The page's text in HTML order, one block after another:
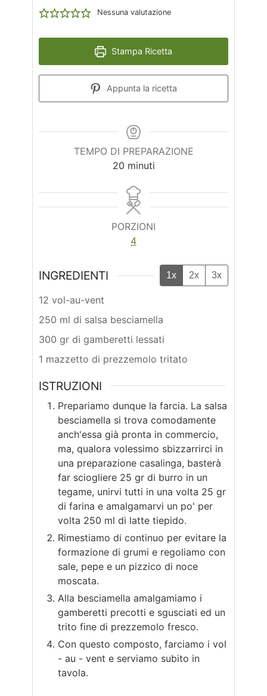
Nessuna valutazione
Stampa Ricetta
Appunta la ricetta
TEMPO DI PREPARAZIONE
20minuti
minuti
PORZIONI
4
INGREDIENTI 1x 2x 3x
12 vol-au-vent
250 ml di salsa besciamella
300 gr di gamberetti lessati
1 mazzetto di prezzemolo tritato
ISTRUZIONI
Prepariamo dunque la farcia. La salsa
besciamella si trova comodamente
anch'essa già pronta in commercio,
ma, qualora volessimo sbizzarrirci in
una preparazione casalinga, basterà
far sciogliere 25 gr di burro in un
tegame, unirvi tutti in una volta 25 gr
di farina e amalgamarvi un po' per
volta 250 ml di latte tiepido.
Rimestiamo di continuo per evitare la
formazione di grumi e regoliamo con
sale, pepe e un pizzico di noce
moscata.
Alla besciamella amalgamiamo i
gamberetti precotti e sgusciati ed un
trito fine di prezzemolo fresco.
Con questo composto, farciamo i vol
- au - vent e serviamo subito in
tavola.